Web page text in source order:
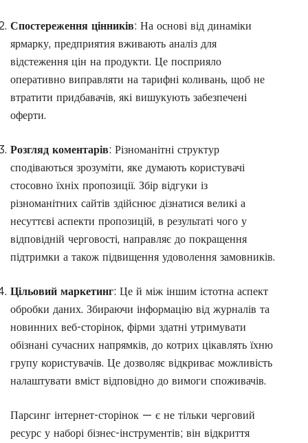
Спостереження цінників: На основі від динаміки
ярмарку, предприятия вживають аналіз для
відстеження цін на продукти. Це посприяло
оперативно виправляти на тарифні коливань, щоб не
втратити придбавачів, які вишукують забезпечені
оферти.
Розгляд коментарів: Різноманітні структур
сподіваються зрозуміти, яке думають користувачі
стосовно їхніх пропозиції. Збір відгуки із
різноманітних сайтів здійснює дізнатися великі а
несуттєві аспекти пропозицій, в результаті чого у
відповідній черговості, направляє до покращення
підтримки а також підвищення удоволення замовників.
Цільовий маркетинг: Це й між іншим істотна аспект
обробки даних. Збираючи інформацію від журналів та
новинних веб-сторінок, фірми здатні утримувати
обізнані сучасних напрямків, до котрих цікавлять їхню
групу користувачів. Це дозволяє відкриває можливість
налаштувати вміст відповідно до вимоги споживачів.
Парсинг інтернет-сторінок — є не тільки черговий
ресурс у наборі бізнес-інструментів; він відкриття